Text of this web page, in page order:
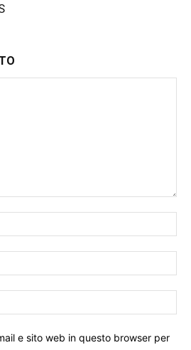
e sito web in questo browser per